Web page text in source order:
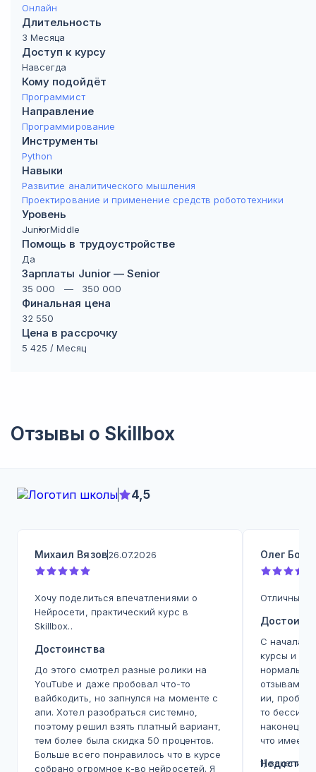
Онлайн
Длительность
3 Месяца
Доступ к курсу
Навсегда
Кому подойдёт
Программист
Направление
Программирование
Инструменты
Python
Навыки
Развитие аналитического мышления
Проектирование и применение средств робототехники
Уровень
JuniorMiddle
Помощь в трудоустройстве
Да
Зарплаты Junior — Senior
35 000 — 350 000
Финальная цена
32 550
Цена в рассрочку
5 425 / Месяц
Отзывы о Skillbox
4,5
Михаил Вязов26.07.2026
Хочу поделиться впечатлениями о
Нейросети, практический курс в
Skillbox..
Достоинства
До этого смотрел разные ролики на
YouTube и даже пробовал что-то
вайбкодить, но запнулся на моменте с
апи. Хотел разобраться системно,
поэтому решил взять платный вариант,
тем более была скидка 50 процентов.
Больше всего понравилось что в курсе
собрано огромное к-во нейросетей. Я
Олег
Отличный
С начала
курсы и
отзывам,
ии,
то
наконец
что имеем.
1)